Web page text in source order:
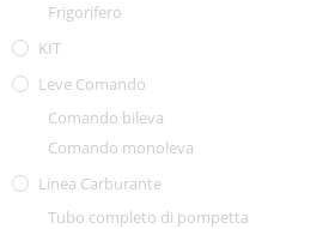
Frigorifero
KIT
Leve Comando
Comando bileva
Comando monoleva
Linea Carburante
Tubo completo di pompetta